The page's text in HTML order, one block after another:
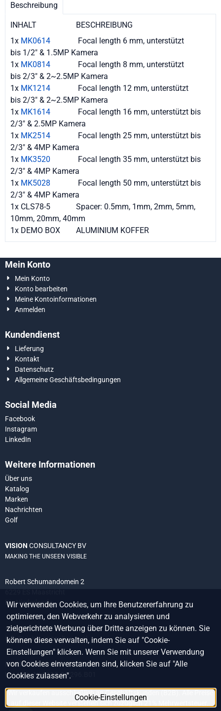
Beschreibung
INHALT BESCHREIBUNG
1x MK0614 Focal length 6 mm, unterstützt
bis 1/2" & 1.5MP Kamera
1x MK0814 Focal length 8 mm, unterstützt
bis 2/3" & 2~2.5MP Kamera
1x MK1214 Focal length 12 mm, unterstützt
bis 2/3" & 2~2.5MP Kamera
1x MK1614 Focal length 16 mm, unterstützt bis
2/3" & 2.5MP Kamera
1x MK2514 Focal length 25 mm, unterstützt bis
2/3" & 4MP Kamera
1x MK3520 Focal length 35 mm, unterstützt bis
2/3" & 4MP Kamera
1x MK5028 Focal length 50 mm, unterstützt bis
2/3" & 4MP Kamera
1x CLS78-5 Spacer: 0.5mm, 1mm, 2mm, 5mm,
10mm, 20mm, 40mm
1x DEMO BOX ALUMINIUM KOFFER
Mein Konto
Mein Konto
Konto bearbeiten
Meine Kontoinformationen
Anmelden
Kundendienst
Lieferung
Kontakt
Datenschutz
Allgemeine Geschäftsbedingungen
Social Media
Facebook
Instagram
LinkedIn
Weitere Informationen
Über uns
Katalog
Marken
Nachrichten
Golf
VISION CONSULTANCY BV
MAKING THE UNSEEN VISIBLE
Robert Schumandomein 2
Die Niederlande
+31 (0) 438 522 651
info@vision-consultancy.nl
Handelskammer Nr. 14076927
Ust.IdNr. NL8118.84.296.B01
Wir verkaufen ausschließlich an Geschäftskunden (B2B). Alle Preise
auf dieser Website verstehen sich zuzüglich 21% Mehrwertsteuer.
Wir verwenden Cookies, um Ihre Benutzererfahrung zu
optimieren, den Webverkehr zu analysieren und
zielgerichtete Werbung über Dritte anzeigen zu können. Sie
können diese verwalten, indem Sie auf "Cookie-
Einstellungen" klicken. Wenn Sie mit unserer Verwendung
von Cookies einverstanden sind, klicken Sie auf "Alle
Cookies zulassen".
Cookie-Einstellungen